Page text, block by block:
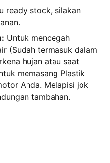
ready stock, silakan
Untuk mencegah
(Sudah termasuk dalam
hujan atau saat
memasang Plastik
Anda. Melapisi jok
tambahan.